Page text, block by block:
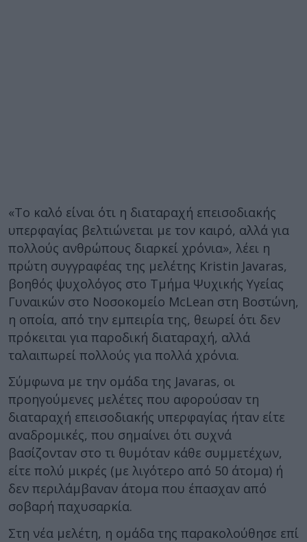
«Το καλό είναι ότι η διαταραχή επεισοδιακής
υπερφαγίας βελτιώνεται με τον καιρό, αλλά για
πολλούς ανθρώπους διαρκεί χρόνια», λέει η
πρώτη συγγραφέας της μελέτης Kristin Javaras,
βοηθός ψυχολόγος στο Τμήμα Ψυχικής Υγείας
Γυναικών στο Νοσοκομείο McLean στη Βοστώνη,
η οποία, από την εμπειρία της, θεωρεί ότι δεν
πρόκειται για παροδική διαταραχή, αλλά
ταλαιπωρεί πολλούς για πολλά χρόνια.
Σύμφωνα με την ομάδα της Javaras, οι
προηγούμενες μελέτες που αφορούσαν τη
διαταραχή επεισοδιακής υπερφαγίας ήταν είτε
αναδρομικές, που σημαίνει ότι συχνά
βασίζονταν στο τι θυμόταν κάθε συμμετέχων,
είτε πολύ μικρές (με λιγότερο από 50 άτομα) ή
δεν περιλάμβαναν άτομα που έπασχαν από
σοβαρή παχυσαρκία.
Στη νέα μελέτη, η ομάδα της παρακολούθησε επί